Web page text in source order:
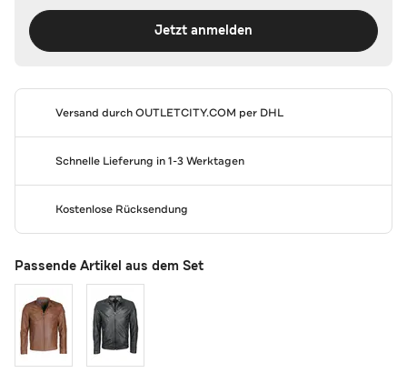
Jetzt anmelden
Versand durchOUTLETCITY.COM per DHL
Schnelle Lieferung in 1-3 Werktagen
Kostenlose Rücksendung
Passende Artikel aus dem Set